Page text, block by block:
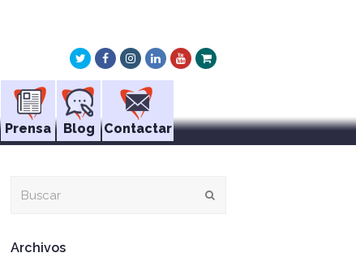
TwitterFacebookInstagram
LinkedInYoutube
Xing
Prensa Blog Contactar
Archivos